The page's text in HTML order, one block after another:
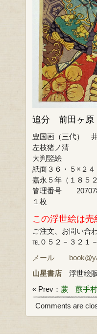
追分 前田ヶ原
豊国画（三代）
左枝猪ノ清
大判竪絵
紙面３６・５×２
嘉永５年（１８５２
管理番号
１枚
この浮世絵は売
ご注文、お問い合
℡０５２－３２１
メール
山星書店 浮世絵
« Prev： 蕨 蕨手
Comments are